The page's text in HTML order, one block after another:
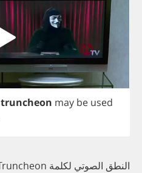
truncheon may be used
النطق الصوتي لكلمة Truncheon